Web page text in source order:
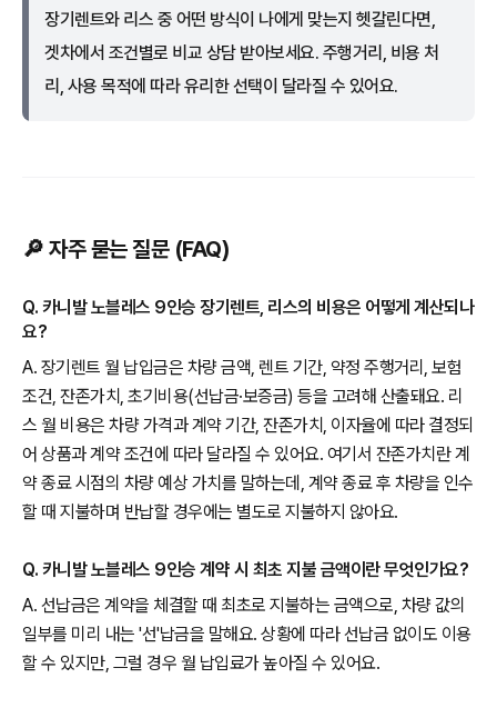
장기렌트와 리스 중 어떤 방식이 나에게 맞는지 헷갈린다면,
겟차에서 조건별로 비교 상담 받아보세요. 주행거리, 비용 처
리, 사용 목적에 따라 유리한 선택이 달라질 수 있어요.
🔎 자주 묻는 질문 (FAQ)
Q. 카니발 노블레스 9인승 장기렌트, 리스의 비용은 어떻게 계산되나
요?
A. 장기렌트 월 납입금은 차량 금액, 렌트 기간, 약정 주행거리, 보험
조건, 잔존가치, 초기비용(선납금·보증금) 등을 고려해 산출돼요. 리
스 월 비용은 차량 가격과 계약 기간, 잔존가치, 이자율에 따라 결정되
어 상품과 계약 조건에 따라 달라질 수 있어요. 여기서 잔존가치란 계
약 종료 시점의 차량 예상 가치를 말하는데, 계약 종료 후 차량을 인수
할 때 지불하며 반납할 경우에는 별도로 지불하지 않아요.
Q. 카니발 노블레스 9인승 계약 시 최초 지불 금액이란 무엇인가요?
A. 선납금은 계약을 체결할 때 최초로 지불하는 금액으로, 차량 값의
일부를 미리 내는 '선'납금을 말해요. 상황에 따라 선납금 없이도 이용
할 수 있지만, 그럴 경우 월 납입료가 높아질 수 있어요.